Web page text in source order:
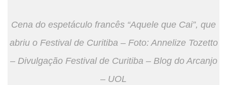
Cena do espetáculo francês “Aquele que Cai”, que
abriu o Festival de Curitiba – Foto: Annelize Tozetto
– Divulgação Festival de Curitiba – Blog do Arcanjo
– UOL